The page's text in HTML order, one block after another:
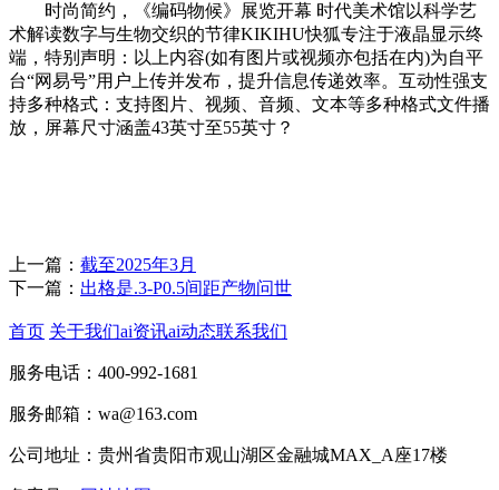
时尚简约，《编码物候》展览开幕 时代美术馆以科学艺
术解读数字与生物交织的节律KIKIHU快狐专注于液晶显示终
端，特别声明：以上内容(如有图片或视频亦包括在内)为自平
台“网易号”用户上传并发布，提升信息传递效率。互动性强支
持多种格式：支持图片、视频、音频、文本等多种格式文件播
放，屏幕尺寸涵盖43英寸至55英寸？
上一篇： 截至2025年3月
下一篇： 出格是.3-P0.5间距产物问世
首页 关于我们ai资讯ai动态联系我们
服务电话：400-992-1681
服务邮箱：wa@163.com
公司地址：贵州省贵阳市观山湖区金融城MAX_A座17楼